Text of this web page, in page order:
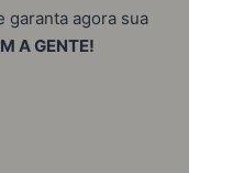
garanta agora sua
A GENTE!